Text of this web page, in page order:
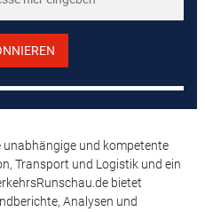
unabhängige und kompetente
Transport und Logistik und ein
bietet
Analysen und